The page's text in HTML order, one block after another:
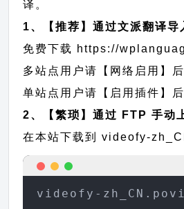
译。
1、【推荐】通过文派翻译导
免费下载 https://
多站点用户请【网络启用】
单站点用户请【启用插件】
2、【繁琐】通过 FTP 手动
在本站下载到videofy-
videofy-